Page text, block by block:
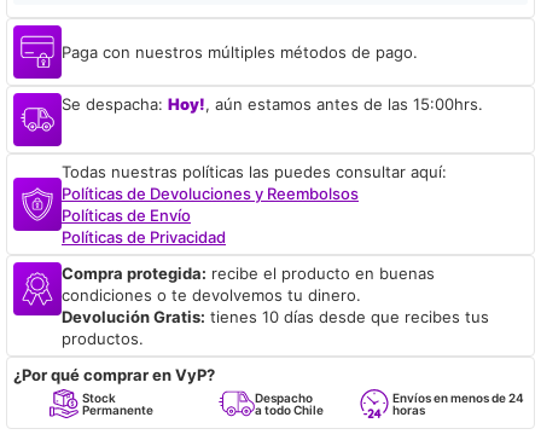
Paga con nuestros múltiples métodos de pago.
Se despacha: Hoy!, aún estamos antes de las 15:00hrs.
Todas nuestras políticas las puedes consultar aquí:
Políticas de Devoluciones y Reembolsos
Políticas de Envío
Políticas de Privacidad
Compra protegida: recibe el producto en buenas
condiciones o te devolvemos tu dinero.
Devolución Gratis: tienes 10 días desde que recibes tus
productos.
¿Por qué comprar en VyP?
Stock
Permanente
Despacho
a todo Chile
Envíos en menos de 24
horas